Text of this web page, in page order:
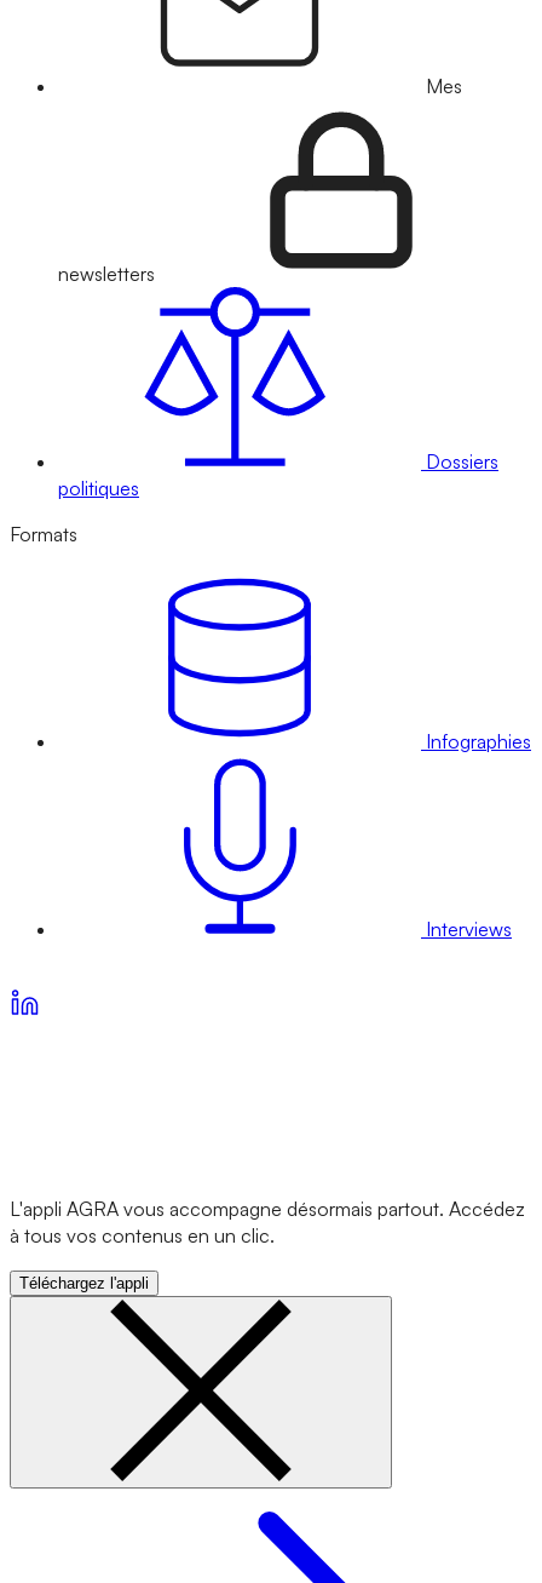
Mes
newsletters
Dossiers
politiques
Formats
Infographies
Interviews
L'appli AGRA vous accompagne désormais partout. Accédez
à tous vos contenus en un clic.
Téléchargez l'appli